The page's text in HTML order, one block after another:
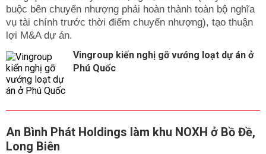
buộc bên chuyển nhượng phải hoàn thành toàn bộ nghĩa
vụ tài chính trước thời điểm chuyển nhượng), tạo thuận
lợi M&A dự án.
Vingroup kiến nghị gỡ vướng loạt dự án ở
Phú Quốc
An Bình Phát Holdings làm khu NOXH ở Bồ Đề,
Long Biên